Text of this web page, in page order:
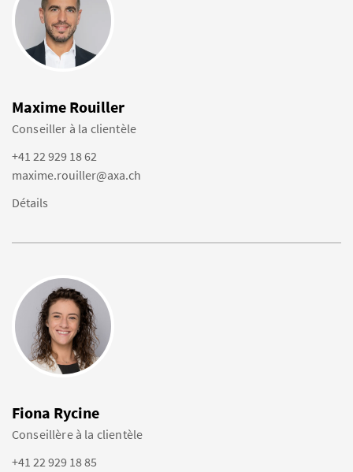
Maxime Rouiller
Conseiller à la clientèle
+41 22 929 18 62
maxime.rouiller@axa.ch
Détails
Fiona Rycine
Conseillère à la clientèle
+41 22 929 18 85